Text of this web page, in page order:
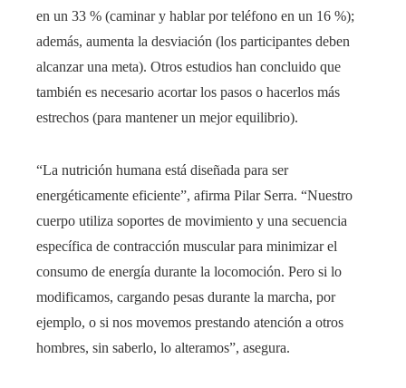
en un 33 % (caminar y hablar por teléfono en un 16 %);
además, aumenta la desviación (los participantes deben
alcanzar una meta). Otros estudios han concluido que
también es necesario acortar los pasos o hacerlos más
estrechos (para mantener un mejor equilibrio).
“La nutrición humana está diseñada para ser
energéticamente eficiente”, afirma Pilar Serra. “Nuestro
cuerpo utiliza soportes de movimiento y una secuencia
específica de contracción muscular para minimizar el
consumo de energía durante la locomoción. Pero si lo
modificamos, cargando pesas durante la marcha, por
ejemplo, o si nos movemos prestando atención a otros
hombres, sin saberlo, lo alteramos”, asegura.